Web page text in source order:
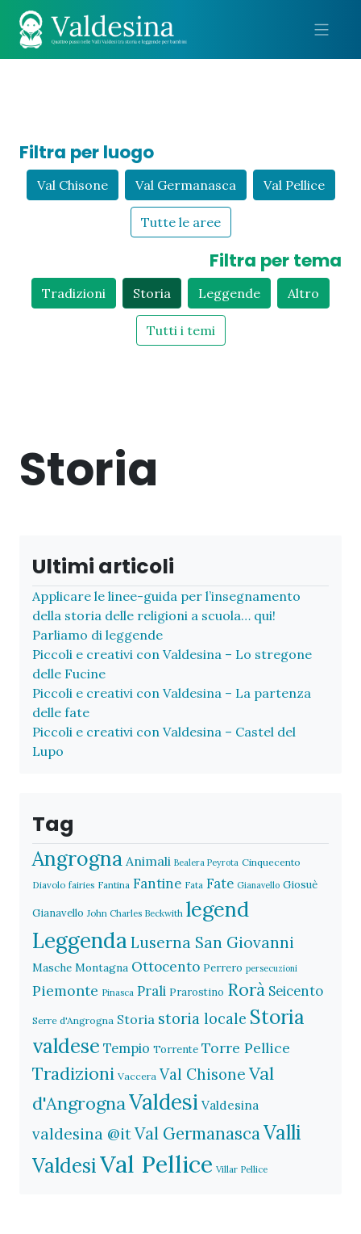
Filtra per luogo
Val Chisone Val Germanasca Val Pellice
Tutte le aree
Filtra per tema
Tradizioni Storia Leggende Altro
Tutti i temi
Storia
Ultimi articoli
Applicare le linee-guida per l’insegnamento
della storia delle religioni a scuola… qui!
Parliamo di leggende
Piccoli e creativi con Valdesina – Lo stregone
delle Fucine
Piccoli e creativi con Valdesina – La partenza
delle fate
Piccoli e creativi con Valdesina – Castel del
Lupo
Tag
Angrogna Animali Bealera Peyrota Cinquecento
Diavolo fairies Fantina Fantine Fata Fate Gianavello Giosuè
Gianavello John Charles Beckwith legend
Leggenda Luserna San Giovanni
Masche Montagna Ottocento Perrero persecuzioni
Piemonte Pinasca Prali Prarostino Rorà Seicento
Serre d'Angrogna Storia storia locale Storia
valdese Tempio Torrente Torre Pellice
Tradizioni Vaccera Val Chisone Val
d'AngrognaValdesi Valdesina
valdesina @itVal GermanascaValli
ValdesiVal Pellice Villar Pellice